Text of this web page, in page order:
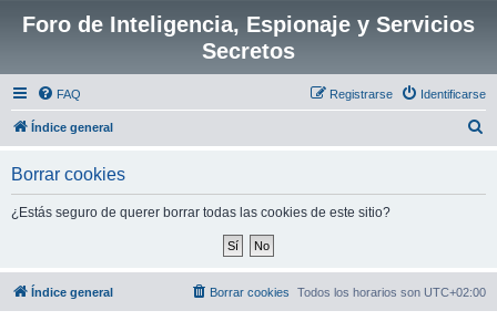
Foro de Inteligencia, Espionaje y Servicios
Secretos
FAQ Identificarse
Registrarse
Índice general
Borrar cookies
¿Estás seguro de querer borrar todas las cookies de este sitio?
Índice general Todos los horarios son UTC+02:00
Borrar cookies